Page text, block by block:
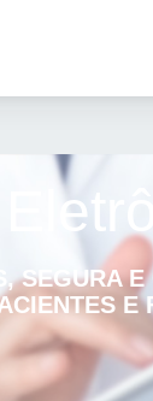
SEGURA E
E